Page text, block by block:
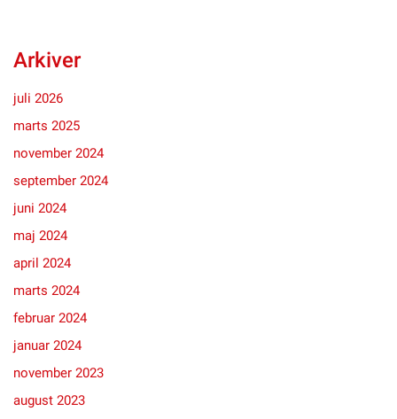
Arkiver
juli 2026
marts 2025
november 2024
september 2024
juni 2024
maj 2024
april 2024
marts 2024
februar 2024
januar 2024
november 2023
august 2023